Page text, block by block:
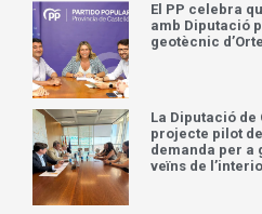
El PP celebra
amb Diputació
geotècnic
La Diputació
projecte pilot
demanda per a
veïns de